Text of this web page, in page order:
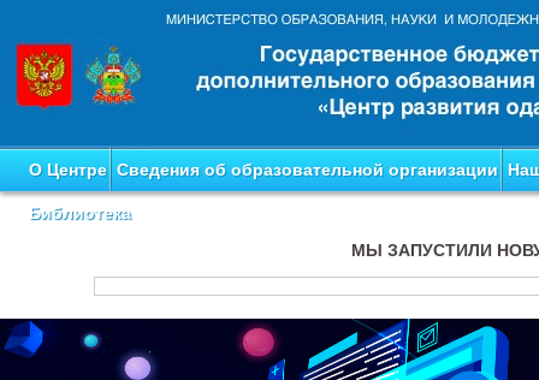
О Центре Сведения об образовательной организации
Библиотека
МЫ ЗАПУСТИЛИ